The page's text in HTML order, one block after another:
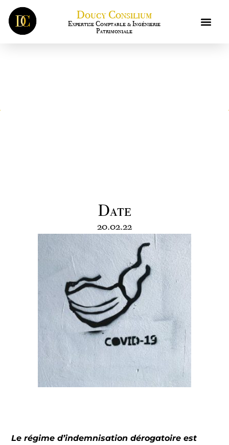
Doucy Consilium
Expertise Comptable & Ingénierie
Patrimoniale
Date
20.02.22
Le régime d’indemnisation dérogatoire est